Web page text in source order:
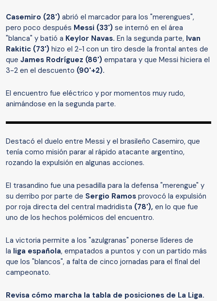
Casemiro (28') abrió el marcador para los "merengues",
pero poco después Messi (33') se internó en el área
"blanca" y batió a Keylor Navas. En la segunda parte, Ivan
Rakitic (73') hizo el 2-1 con un tiro desde la frontal antes de
que James Rodríguez (86') empatara y que Messi hiciera el
3-2 en el descuento (90'+2).
El encuentro fue eléctrico y por momentos muy rudo,
animándose en la segunda parte.
Destacó el duelo entre Messi y el brasileño Casemiro, que
tenía como misión parar al rápido atacante argentino,
rozando la expulsión en algunas acciones.
El trasandino fue una pesadilla para la defensa "merengue" y
su derribo por parte de Sergio Ramos provocó la expulsión
por roja directa del central madridista (78'), en lo que fue
uno de los hechos polémicos del encuentro.
La victoria permite a los "azulgranas" ponerse líderes de
la liga española, empatados a puntos y con un partido más
que los "blancos", a falta de cinco jornadas para el final del
campeonato.
Revisa cómo marcha la tabla de posiciones de La Liga.